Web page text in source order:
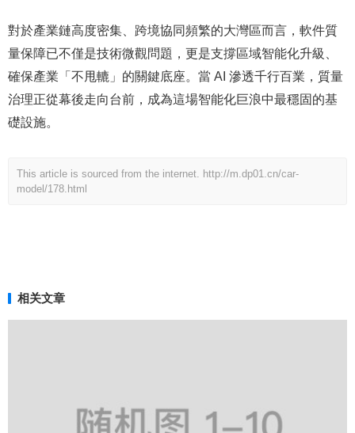
對於產業鏈高度密集、跨境協同頻繁的大灣區而言，軟件質
量保障已不僅是技術微觀問題，更是支撐區域智能化升級、
確保產業「不甩轆」的關鍵底座。當 AI 滲透千行百業，質量
治理正從幕後走向台前，成為這場智能化巨浪中最穩固的基
礎設施。
This article is sourced from the internet. http://m.dp01.cn/car-
model/178.html
相关文章